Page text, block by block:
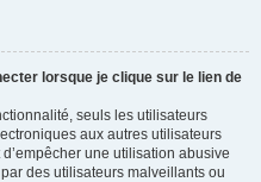
lorsque je clique sur le lien de
seuls les utilisateurs
aux autres utilisateurs
une utilisation abusive
des utilisateurs malveillants ou